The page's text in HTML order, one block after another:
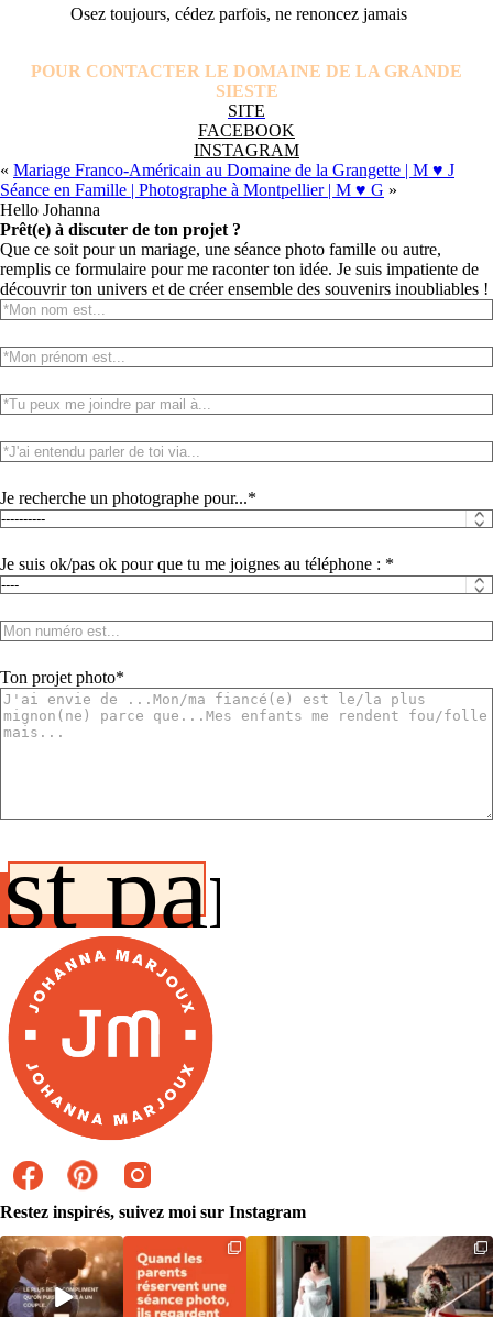
Osez toujours, cédez parfois, ne renoncez jamais
POUR CONTACTER LE DOMAINE DE LA GRANDE
SIESTE
SITE
FACEBOOK
INSTAGRAM
« Mariage Franco-Américain au Domaine de la Grangette | M ♥ J
Séance en Famille | Photographe à Montpellier | M ♥ G »
Hello Johanna
Prêt(e) à discuter de ton projet ?
Que ce soit pour un mariage, une séance photo famille ou autre,
remplis ce formulaire pour me raconter ton idée. Je suis impatiente de
découvrir ton univers et de créer ensemble des souvenirs inoubliables !
Je recherche un photographe pour...
Je suis ok/pas ok pour que tu me joignes au téléphone :
Ton projet photo
parti!
Restez inspirés, suivez moi sur Instagram